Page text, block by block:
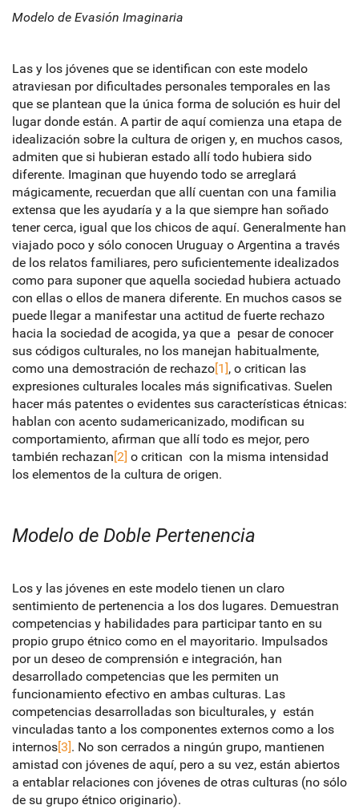
Modelo de Evasión Imaginaria
Las y los jóvenes que se identifican con este modelo
atraviesan por dificultades personales temporales en las
que se plantean que la única forma de solución es huir del
lugar donde están. A partir de aquí comienza una etapa de
idealización sobre la cultura de origen y, en muchos casos,
admiten que si hubieran estado allí todo hubiera sido
diferente. Imaginan que huyendo todo se arreglará
mágicamente, recuerdan que allí cuentan con una familia
extensa que les ayudaría y a la que siempre han soñado
tener cerca, igual que los chicos de aquí. Generalmente han
viajado poco y sólo conocen Uruguay o Argentina a través
de los relatos familiares, pero suficientemente idealizados
como para suponer que aquella sociedad hubiera actuado
con ellas o ellos de manera diferente. En muchos casos se
puede llegar a manifestar una actitud de fuerte rechazo
hacia la sociedad de acogida, ya que a pesar de conocer
sus códigos culturales, no los manejan habitualmente,
como una demostración de rechazo[1], o critican las
expresiones culturales locales más significativas. Suelen
hacer más patentes o evidentes sus características étnicas:
hablan con acento sudamericanizado, modifican su
comportamiento, afirman que allí todo es mejor, pero
también rechazan[2] o critican con la misma intensidad
los elementos de la cultura de origen.
Modelo de Doble Pertenencia
Los y las jóvenes en este modelo tienen un claro
sentimiento de pertenencia a los dos lugares. Demuestran
competencias y habilidades para participar tanto en su
propio grupo étnico como en el mayoritario. Impulsados
por un deseo de comprensión e integración, han
desarrollado competencias que les permiten un
funcionamiento efectivo en ambas culturas. Las
competencias desarrolladas son biculturales, y están
vinculadas tanto a los componentes externos como a los
internos[3]. No son cerrados a ningún grupo, mantienen
amistad con jóvenes de aquí, pero a su vez, están abiertos
a entablar relaciones con jóvenes de otras culturas (no sólo
de su grupo étnico originario).